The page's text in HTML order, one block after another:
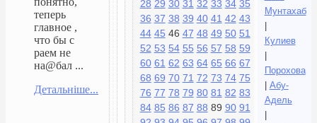
28 29 30 31 32 33 34 35
36 37 38 39 40 41 42 43
44 45 46 47 48 49 50 51
52 53 54 55 56 57 58 59
60 61 62 63 64 65 66 67
68 69 70 71 72 73 74 75
76 77 78 79 80 81 82 83
84 85 86 87 88 89 90 91
Мунтахаб
|
Кулиев
|
Порохова
| Абу-
Адель
|
теперь
главное ,
что бы с
раем не
на@бал ...
Детальніше...